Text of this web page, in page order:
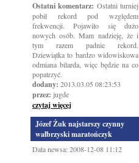
Ostatni komentarz: Ostatni turniej
pobił rekord pod względem
frekwencji. Pojawiło się dużo
nowych osób. Mam nadzieję, że i
tym razem padnie rekord.
Dziewiątka to bardzo widowiskowa
odmiana bilarda, więc będzie na co
popatrzyć.
dodany: 2013.03.05 08:23:53
przez: jugde
czytaj więcej
Józef Żuk najstarszy czynny
wałbrzyski maratończyk
Data newsa: 2008-12-08 11:12